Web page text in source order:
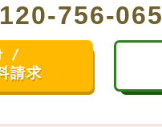
756-065
請求